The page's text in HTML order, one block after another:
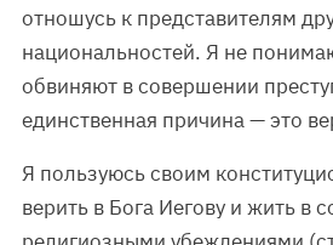
отношусь к представителям
национальностей. Я не
обвиняют в совершении
единственная причина — это
Я пользуюсь своим
верить в Бога Иегову и жить в